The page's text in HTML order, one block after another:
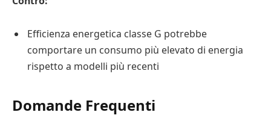
Efficienza energetica classe G potrebbe
comportare un consumo più elevato di energia
rispetto a modelli più recenti
Domande Frequenti